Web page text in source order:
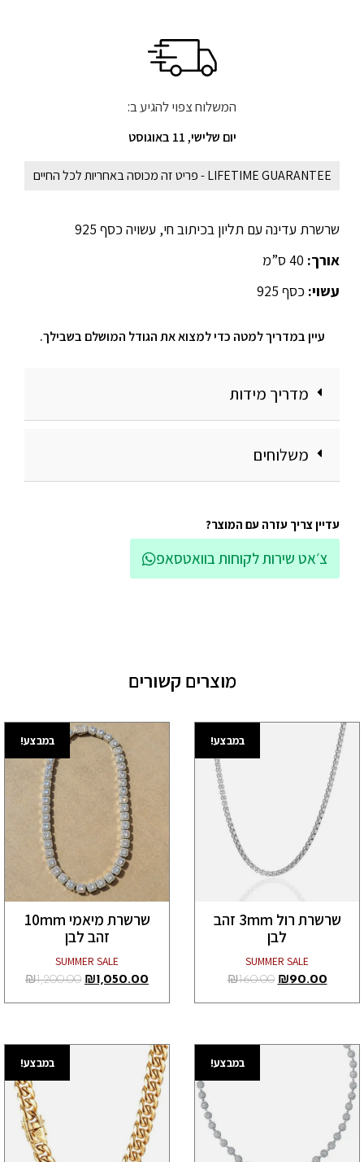
המשלוח צפוי להגיע ב:
יום שלישי, 11 באוגוסט
LIFETIME GUARANTEE - פריט זה מכוסה באחריות לכל החיים
שרשרת עדינה עם תליון בכיתוב חי, עשויה כסף 925
אורך: 40 ס”מ
עשוי: כסף 925
עיין במדריך למטה כדי למצוא את הגודל המושלם בשבילך.
מדריך מידות
משלוחים
עדיין צריך עזרה עם המוצר?
צ׳אט שירות לקוחות בוואטסאפ
מוצרים קשורים
במבצע!
שרשרת רול 3mm זהב
לבן
SUMMER SALE
₪90.00
₪160.00
במבצע!
שרשרת מיאמי 10mm
זהב לבן
SUMMER SALE
₪1,050.00
₪1,200.00
במבצע! במבצע!